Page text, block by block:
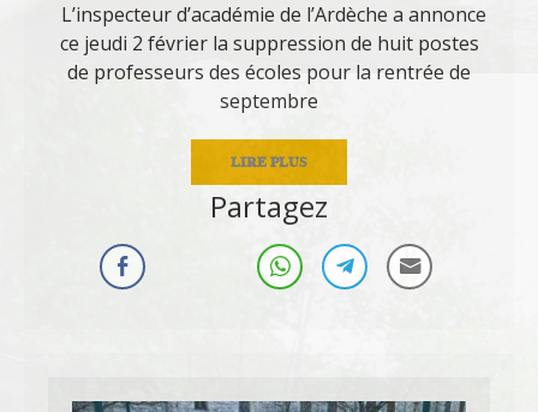
L’inspecteur d’académie de l’Ardèche a annonce
ce jeudi 2 février la suppression de huit postes
de professeurs des écoles pour la rentrée de
septembre
LIRE PLUS
Partagez